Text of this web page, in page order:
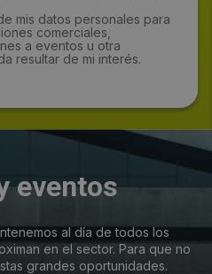
mis datos personales para
comerciales,
a eventos u otra
resultar de mi interés.
eventos
al día de todos los
en el sector. Para que no
grandes oportunidades.